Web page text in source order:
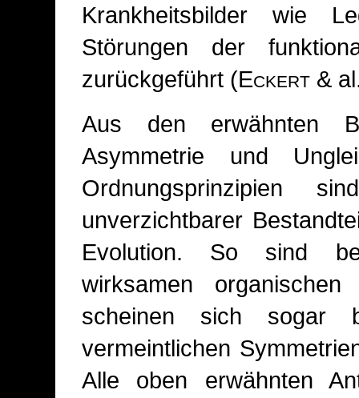
Krankheitsbilder wie
Störungen der
zurückgeführt (Eckert &
Aus den erwähnten
Asymmetrie und
Ordnungsprinzipien
unverzichtbarer
Evolution. So sind
wirksamen
scheinen sich sogar
vermeintlichen
Alle oben erwähnten